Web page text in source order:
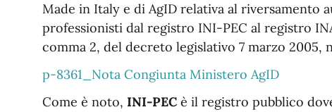
Made in Italy e di AgID relativa al riversamento
professionisti dal registro INI-PEC al registro
comma 2, del decreto legislativo 7 marzo 2005,
p-8361_Nota Congiunta Ministero AgID
Come è noto, INI-PEC è il registro pubblico